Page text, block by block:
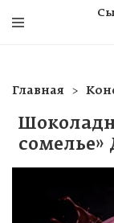
Главная
сомелье»